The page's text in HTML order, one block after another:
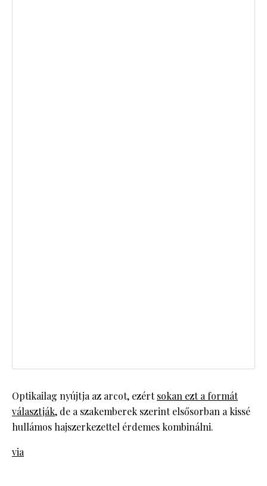
Optikailag nyújtja az arcot, ezértsokan ezt a formát
választják, de a szakemberek szerint elsősorban a kissé
hullámos hajszerkezettel érdemes kombinálni.
via